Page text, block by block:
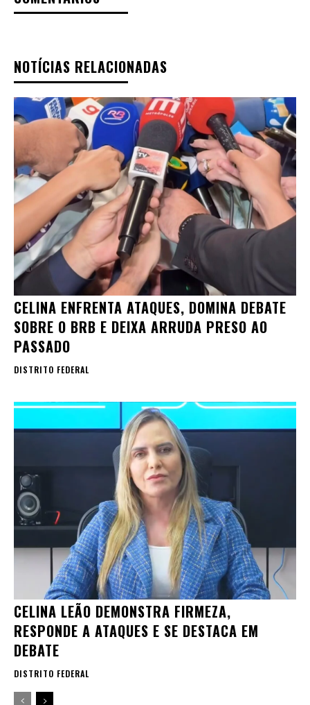
NOTÍCIAS RELACIONADAS
CELINA ENFRENTA ATAQUES, DOMINA DEBATE
SOBRE O BRB E DEIXA ARRUDA PRESO AO
PASSADO
DISTRITO FEDERAL
CELINA LEÃO DEMONSTRA FIRMEZA,
RESPONDE A ATAQUES E SE DESTACA EM
DEBATE
DISTRITO FEDERAL